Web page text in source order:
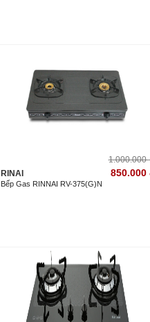
1.000.000
RINAI
850.000
Bếp Gas RINNAI RV-375(G)N